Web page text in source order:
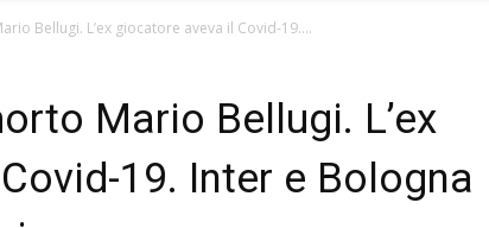
Bellugi. L’ex giocatore aveva il Covid-19....
Mario Bellugi. L’ex
19. Inter e Bologna